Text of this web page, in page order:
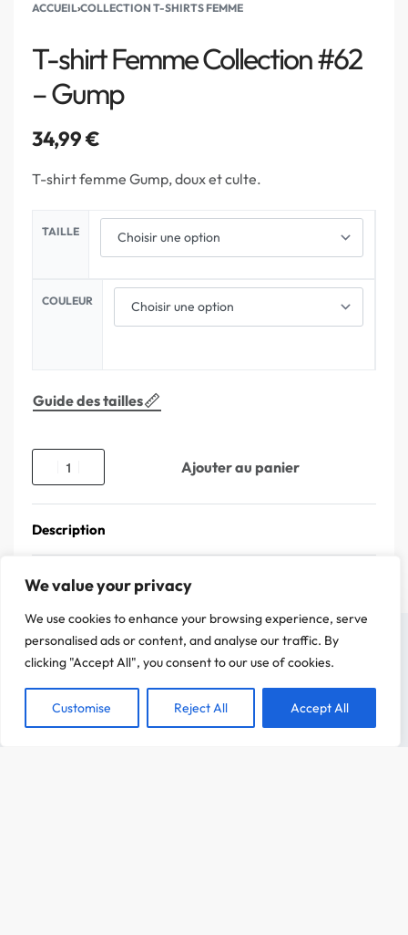
We value your privacy
We use cookies to enhance your browsing experience, serve
personalised ads or content, and analyse our traffic. By
clicking "Accept All", you consent to our use of cookies.
Customise Reject All Accept All
ACCUEIL›COLLECTION T-SHIRTS FEMME
T-shirt Femme Collection #62
– Gump
34,99€
T-shirt femme Gump, doux et culte.
TAILLE
COULEUR
Guide des tailles
Ajouter au panier
Description
On a attendu d'être sûr que le contenu de notre site vous intéresse avant de
C'est OK pour vous ?
ACCEPTER